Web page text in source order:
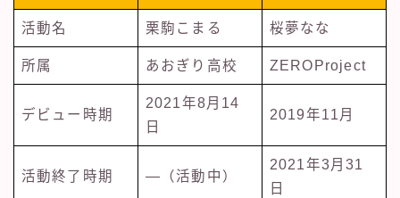
活動名 栗駒こまる 桜夢なな
所属 あおぎり高校 ZEROProject
デビュー時期
2021年8月14
日
2019年11月
活動終了時期 ―（活動中）
2021年3月31
日